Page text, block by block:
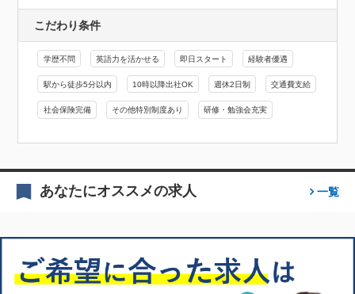
こだわり条件
学歴不問 英語力を活かせる 即日スタート 経験者優遇
駅から徒歩5分以内 10時以降出社OK 週休2日制 交通費支給
社会保険完備 その他特別制度あり 研修・勉強会充実
あなたにオススメの求人 一覧